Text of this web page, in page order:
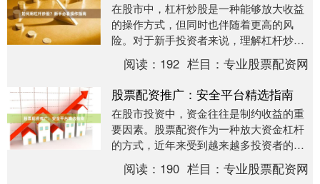
在股市中，杠杆炒股是一种能够放大收益
的操作方式，但同时也伴随着更高的风
险。对于新手投资者来说，理解杠杆炒股
的核心原理、操作步骤以及风险控制至关
重要。本文将为你提....
阅读： 192 栏目：专业股票配资网
股票配资推广：安全平台精选指南
在股市投资中，资金往往是制约收益的重
要因素。股票配资作为一种放大资金杠杆
的方式，近年来受到越来越多投资者的关
注。然而，配资市场鱼龙混杂，如何在众
多平台中筛选出安....
阅读： 190 栏目：专业股票配资网